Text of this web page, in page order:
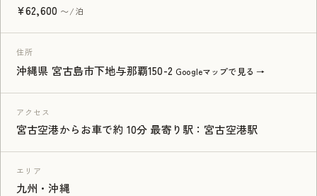
¥62,600 〜/泊
住所
沖縄県 宮古島市下地与那覇150-2 Googleマップで見る →
アクセス
宮古空港からお車で約 10分 最寄り駅：宮古空港駅
エリア
九州・沖縄